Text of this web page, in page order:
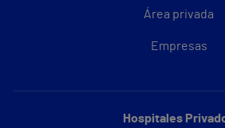
Área privada
Empresas
Hospitales